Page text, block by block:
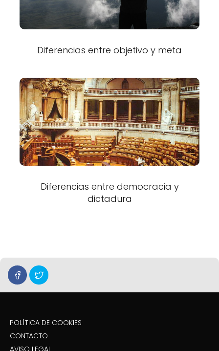
Diferencias entre objetivo y meta
Diferencias entre democracia y
dictadura
POLÍTICA DE COOKIES
CONTACTO